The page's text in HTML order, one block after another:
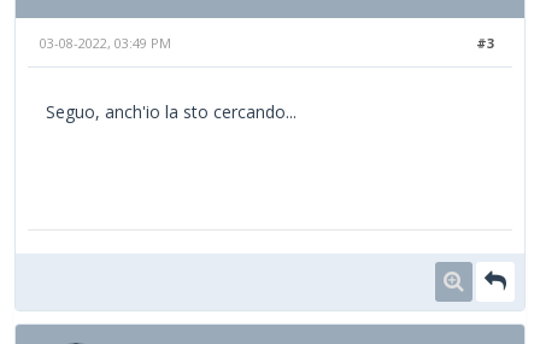
#3
03-08-2022, 03:49 PM
Seguo, anch'io la sto cercando...